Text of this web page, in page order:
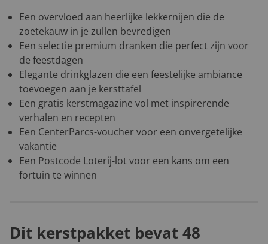
Een overvloed aan heerlijke lekkernijen die de
zoetekauw in je zullen bevredigen
Een selectie premium dranken die perfect zijn voor
de feestdagen
Elegante drinkglazen die een feestelijke ambiance
toevoegen aan je kersttafel
Een gratis kerstmagazine vol met inspirerende
verhalen en recepten
Een CenterParcs-voucher voor een onvergetelijke
vakantie
Een Postcode Loterij-lot voor een kans om een
fortuin te winnen
Dit kerstpakket bevat 48